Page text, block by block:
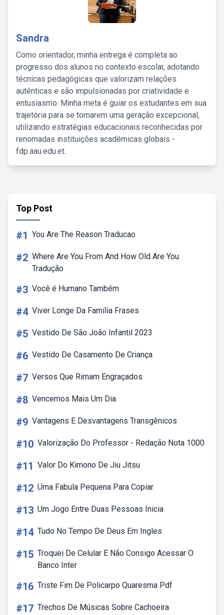
Sandra
Como orientador, minha entrega é completa ao
progresso dos alunos no contexto escolar, adotando
técnicas pedagógicas que valorizam relações
autênticas e são impulsionadas por criatividade e
entusiasmo. Minha meta é guiar os estudantes em sua
trajetória para se tornarem uma geração excepcional,
utilizando estratégias educacionais reconhecidas por
renomadas instituições acadêmicas globais -
fdp.aau.edu.et.
Top Post
#1 You Are The Reason Traducao
#2 Where Are You From And How Old Are You
Tradução
#3 Você é Humano Também
#4 Viver Longe Da Família Frases
#5 Vestido De São João Infantil 2023
#6 Vestido De Casamento De Criança
#7 Versos Que Rimam Engraçados
#8 Vencemos Mais Um Dia
#9 Vantagens E Desvantagens Transgênicos
#10 Valorização Do Professor - Redação Nota 1000
#11 Valor Do Kimono De Jiu Jitsu
#12 Uma Fabula Pequena Para Copiar
#13 Um Jogo Entre Duas Pessoas Inicia
#14 Tudo No Tempo De Deus Em Ingles
#15 Troquei De Celular E Não Consigo Acessar O
Banco Inter
#16 Triste Fim De Policarpo Quaresma Pdf
#17 Trechos De Músicas Sobre Cachoeira